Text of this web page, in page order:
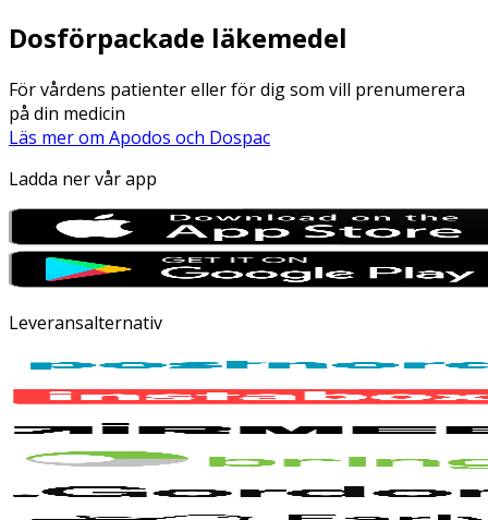
Dosförpackade läkemedel
För vårdens patienter eller för dig som vill prenumerera
på din medicin
Läs mer om Apodos och Dospac
Ladda ner vår app
Leveransalternativ